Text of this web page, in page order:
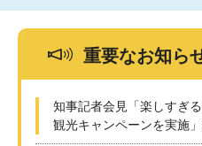
重要なお知ら
知事記者会見「楽しすぎ
観光キャンペーンを実施